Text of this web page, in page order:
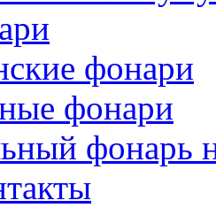
фонари
фонари
фонарь